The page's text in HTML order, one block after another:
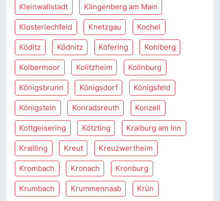
Kleinwallstadt Klingenberg am Main
Klosterlechfeld Knetzgau Kochel
Köditz Ködnitz Köfering Kohlberg
Kolbermoor Kolitzheim Kollnburg
Königsbrunn Königsdorf Königsfeld
Königstein Konradsreuth Konzell
Kottgeisering Kötzting Kraiburg am Inn
Krailling Kreut Kreuzwertheim
Krombach Kronach Kronburg
Krumbach Krummennaab Krün